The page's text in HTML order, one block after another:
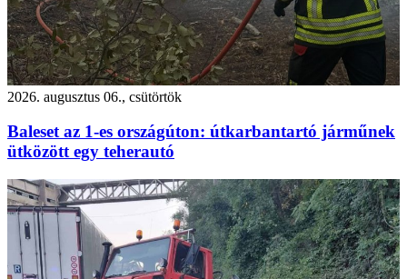
2026. augusztus 06., csütörtök
Baleset az 1-es országúton: útkarbantartó járműnek
ütközött egy teherautó